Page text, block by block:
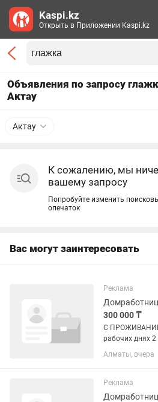
Объявления по запросу
Актау
Актау
К сожалению, мы
вашему запросу
Попробуйте изменить
опечаток
Вас могут заинтересовать
Реклама
300 000 ₸
С
рабочих днях
раб дней.
РАБОТЫ )
2. Выполнять
Алматы, вчера
Реклама
Kaspi.kz
Открыть в Приложении Kaspi.kz